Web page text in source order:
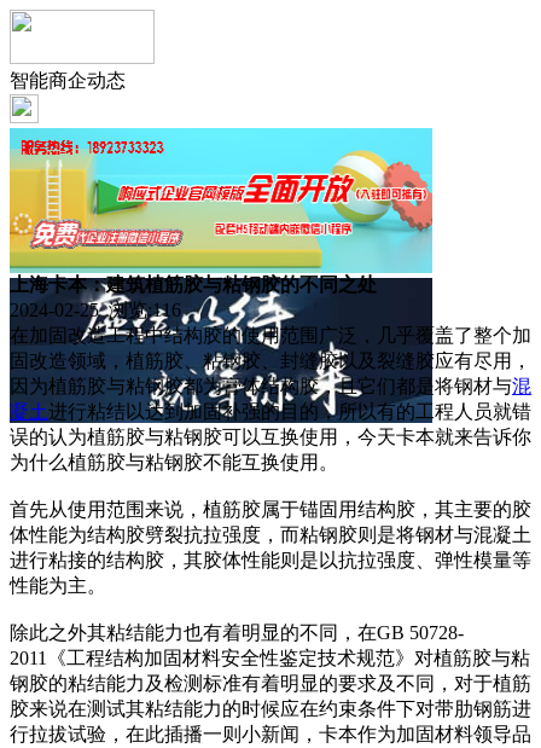
智能商企动态
上海卡本：建筑植筋胶与粘钢胶的不同之处
2024-02-25 浏览:116
在加固改造工程中结构胶的使用范围广泛，几乎覆盖了整个加
固改造领域，植筋胶、粘钢胶、封缝胶以及裂缝胶应有尽用，
因为植筋胶与粘钢胶都为膏体结构胶，且它们都是将钢材与混
凝土进行粘结以达到加固补强的目的，所以有的工程人员就错
误的认为植筋胶与粘钢胶可以互换使用，今天卡本就来告诉你
为什么植筋胶与粘钢胶不能互换使用。
首先从使用范围来说，植筋胶属于锚固用结构胶，其主要的胶
体性能为结构胶劈裂抗拉强度，而粘钢胶则是将钢材与混凝土
进行粘接的结构胶，其胶体性能则是以抗拉强度、弹性模量等
性能为主。
除此之外其粘结能力也有着明显的不同，在GB 50728-
2011《工程结构加固材料安全性鉴定技术规范》对植筋胶与粘
钢胶的粘结能力及检测标准有着明显的要求及不同，对于植筋
胶来说在测试其粘结能力的时候应在约束条件下对带肋钢筋进
行拉拔试验，在此插播一则小新闻，卡本作为加固材料领导品